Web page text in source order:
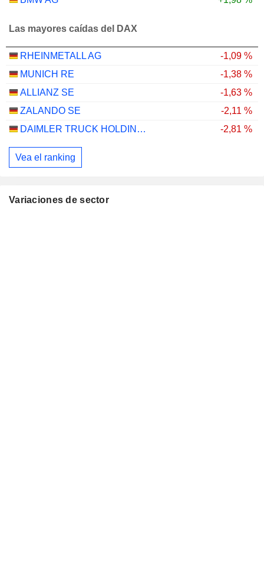
Las mayores caídas del DAX
RHEINMETALL AG
-1,09 %
MUNICH RE
-1,38 %
ALLIANZ SE
-1,63 %
ZALANDO SE
-2,11 %
DAIMLER TRUCK HOLDING AG
-2,81 %
Vea el ranking
Variaciones de sector